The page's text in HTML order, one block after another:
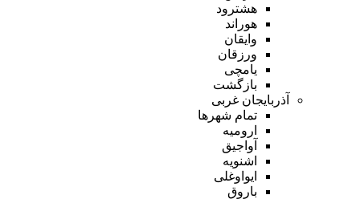
هشترود
هوراند
وایقان
ورزقان
یامچی
بازگشت
آذربایجان غربی
تمام شهر‌ها
ارومیه
آواجیق
اشنویه
ایواوغلی
باروق